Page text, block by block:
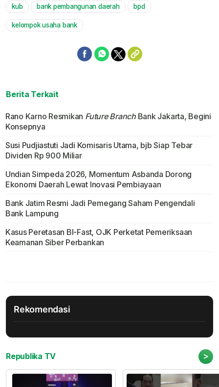
kub bank pembangunan daerah bpd
kelompok usaha bank
Berita Terkait
Rano Karno Resmikan Future BranchBank Jakarta, Begini
Konsepnya
Susi Pudjiastuti Jadi Komisaris Utama, bjb Siap Tebar
Dividen Rp 900 Miliar
Undian Simpeda 2026, Momentum Asbanda Dorong
Ekonomi Daerah Lewat Inovasi Pembiayaan
Bank Jatim Resmi Jadi Pemegang Saham Pengendali
Bank Lampung
Kasus Peretasan BI-Fast, OJK Perketat Pemeriksaan
Keamanan Siber Perbankan
Rekomendasi
Republika TV >